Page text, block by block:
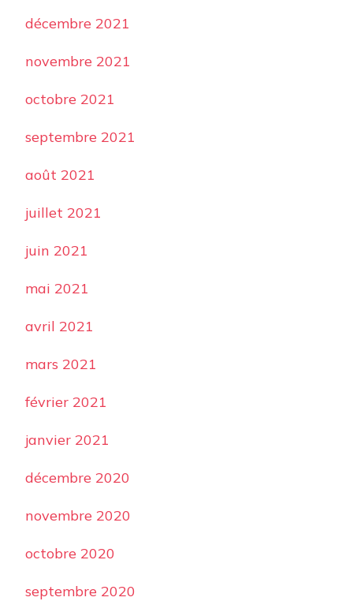
décembre 2021
novembre 2021
octobre 2021
septembre 2021
août 2021
juillet 2021
juin 2021
mai 2021
avril 2021
mars 2021
février 2021
janvier 2021
décembre 2020
novembre 2020
octobre 2020
septembre 2020